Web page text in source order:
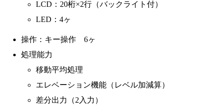
LCD：20桁×2行（バックライト付）
LED：4ヶ
操作：キー操作 6ヶ
処理能力
移動平均処理
エレベーション機能（レベル加減算）
差分出力（2入力）